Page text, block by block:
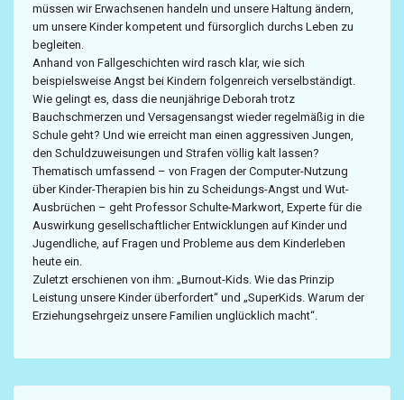
müssen wir Erwachsenen handeln und unsere Haltung ändern,
um unsere Kinder kompetent und fürsorglich durchs Leben zu
begleiten.
Anhand von Fallgeschichten wird rasch klar, wie sich
beispielsweise Angst bei Kindern folgenreich verselbständigt.
Wie gelingt es, dass die neunjährige Deborah trotz
Bauchschmerzen und Versagensangst wieder regelmäßig in die
Schule geht? Und wie erreicht man einen aggressiven Jungen,
den Schuldzuweisungen und Strafen völlig kalt lassen?
Thematisch umfassend – von Fragen der Computer-Nutzung
über Kinder-Therapien bis hin zu Scheidungs-Angst und Wut-
Ausbrüchen – geht Professor Schulte-Markwort, Experte für die
Auswirkung gesellschaftlicher Entwicklungen auf Kinder und
Jugendliche, auf Fragen und Probleme aus dem Kinderleben
heute ein.
Zuletzt erschienen von ihm: „Burnout-Kids. Wie das Prinzip
Leistung unsere Kinder überfordert“ und „SuperKids. Warum der
Erziehungsehrgeiz unsere Familien unglücklich macht“.